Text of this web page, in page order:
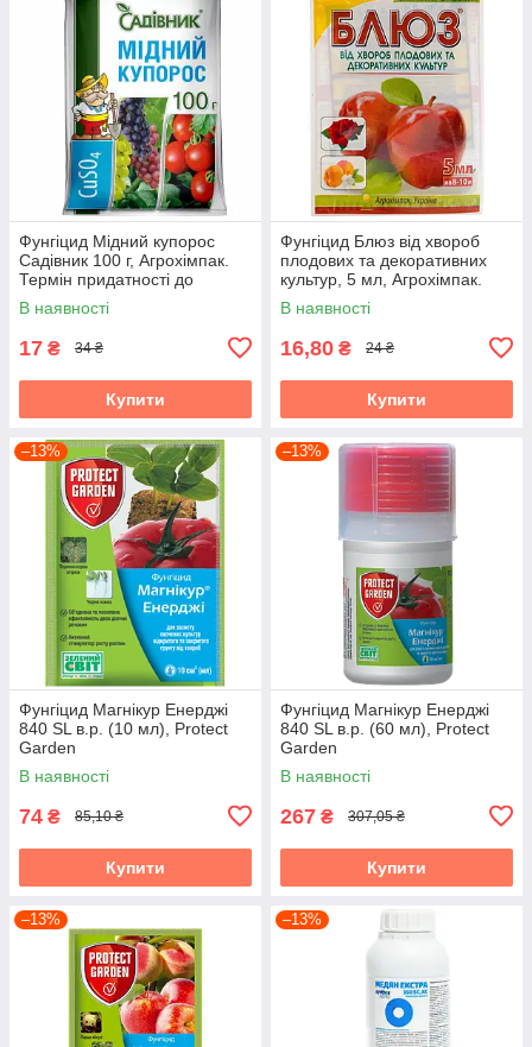
Фунгіцид Мідний купорос
Садівник 100 г, Агрохімпак.
Термін придатності до
25.11.2026
В наявності
17 ₴ 34 ₴
Купити
Фунгіцид Блюз від хвороб
плодових та декоративних
культур, 5 мл, Агрохімпак.
Термін придатності до
04.08.2026
В наявності
16,80 ₴ 24 ₴
Купити
–13%
Фунгіцид Магнікур Енерджі
840 SL в.р. (10 мл), Protect
Garden
В наявності
74 ₴ 85,10 ₴
Купити
–13%
Фунгіцид Магнікур Енерджі
840 SL в.р. (60 мл), Protect
Garden
В наявності
267 ₴ 307,05 ₴
Купити
–13% –13%